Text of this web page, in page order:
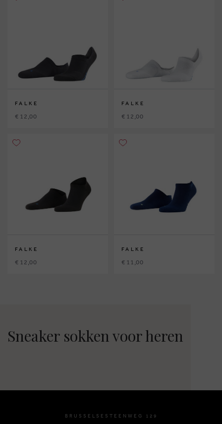
FALKE
€ 12,00
FALKE
€ 12,00
FALKE
€ 12,00
FALKE
€ 11,00
Sneaker sokken voor heren
BRUSSELSESTEENWEG 129